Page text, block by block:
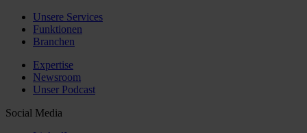
Unsere Services
Funktionen
Branchen
Expertise
Newsroom
Unser Podcast
Social Media